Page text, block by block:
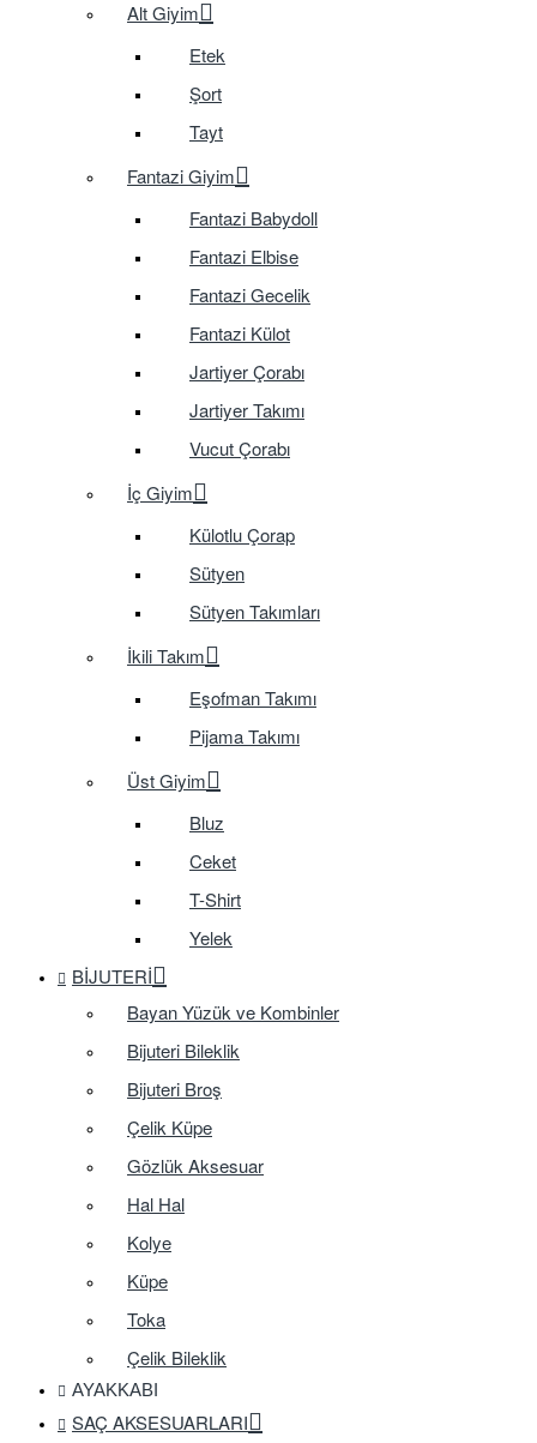
Alt Giyim
Etek
Şort
Tayt
Fantazi Giyim
Fantazi Babydoll
Fantazi Elbise
Fantazi Gecelik
Fantazi Külot
Jartiyer Çorabı
Jartiyer Takımı
Vucut Çorabı
İç Giyim
Külotlu Çorap
Sütyen
Sütyen Takımları
İkili Takım
Eşofman Takımı
Pijama Takımı
Üst Giyim
Bluz
Ceket
T-Shirt
Yelek
BIJUTERI
Bayan Yüzük ve Kombinler
Bijuteri Bileklik
Bijuteri Broş
Çelik Küpe
Gözlük Aksesuar
Hal Hal
Kolye
Küpe
Toka
Çelik Bileklik
AYAKKABI
SAÇ AKSESUARLARI